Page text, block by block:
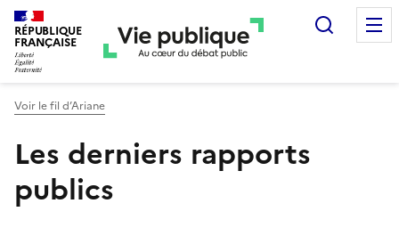
RÉPUBLIQUE
FRANÇAISE
Voir le fil d’Ariane
Les derniers rapports
publics